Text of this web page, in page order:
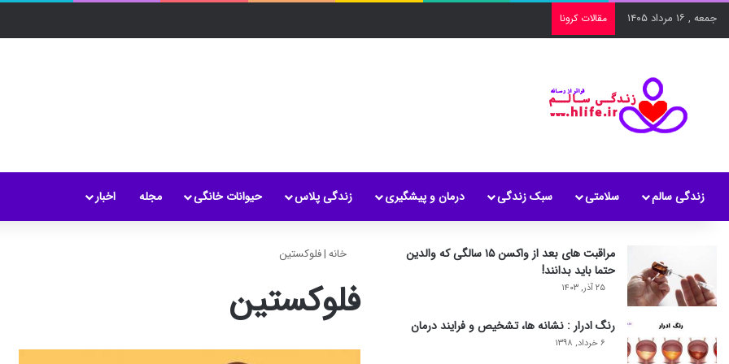
جمعه , ۱۶ مرداد ۱۴۰۵ مقالات کرونا
زندگی سالم سلامتی سبک زندگی درمان و پیشگیری زندگی پلاس حیوانات خانگی مجله اخبار
خانه|فلوكستین
فلوكستین
مراقبت های بعد از واکسن ۱۵ سالگی که والدین
حتما باید بدانند!
۲۵ آذر, ۱۴۰۳
رنگ ادرار : نشانه ها، تشخیص و فرایند درمان
۶ خرداد, ۱۳۹۸